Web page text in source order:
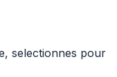
selectionnes pour